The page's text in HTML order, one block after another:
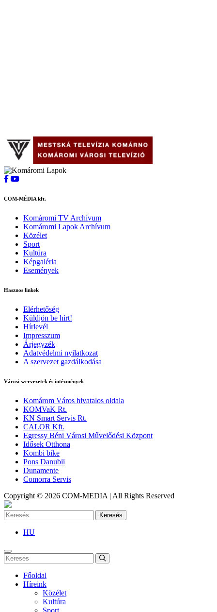
COM-MÉDIA kft.
Komáromi TV Archívum
Komáromi Lapok Archívum
Közélet
Sport
Kultúra
Képgaléria
Események
Hasznos linkek
Elérhetőség
Küldjön be hírt!
Hírlevél
Impresszum
Árjegyzék
Adatvédelmi nyilatkozat
A szervezet gazdálkodása
Városi szervezetek és intézmények
Komárom Város hivatalos oldala
KOMVaK Rt.
KN Smart Servis Rt.
CALOR Kft.
Egressy Béni Városi Művelődési Központ
Idősek Otthona
Kombi bike
Pons Danubii
Dunamente
Comorra Servis
Copyright © 2026 COM-MEDIA | All Rights Reserved
Keresés
HU
Főoldal
Híreink
Közélet
Kultúra
Sport